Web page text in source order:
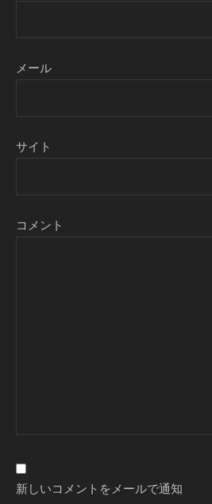
メール
サイト
コメント
新しいコメントをメールで通知